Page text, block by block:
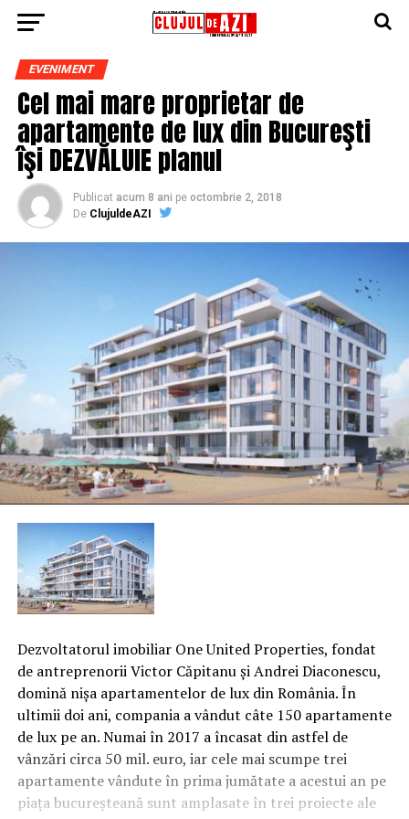
EVENIMENT
Cel mai mare proprietar de
apartamente de lux din Bucureşti
îşi DEZVĂLUIE planul
Publicat acum 8 ani pe octombrie 2, 2018
De ClujuldeAZI
Dezvoltatorul imobiliar One United Properties, fondat
de antreprenorii Victor Căpitanu şi Andrei Diaconescu,
domină nişa apartamentelor de lux din România. În
ultimii doi ani, compania a vândut câte 150 apartamente
de lux pe an. Numai în 2017 a încasat din astfel de
vânzări circa 50 mil. euro, iar cele mai scumpe trei
apartamente vândute în prima jumătate a acestui an pe
piaţa bucureşteană sunt amplasate în trei proiecte ale